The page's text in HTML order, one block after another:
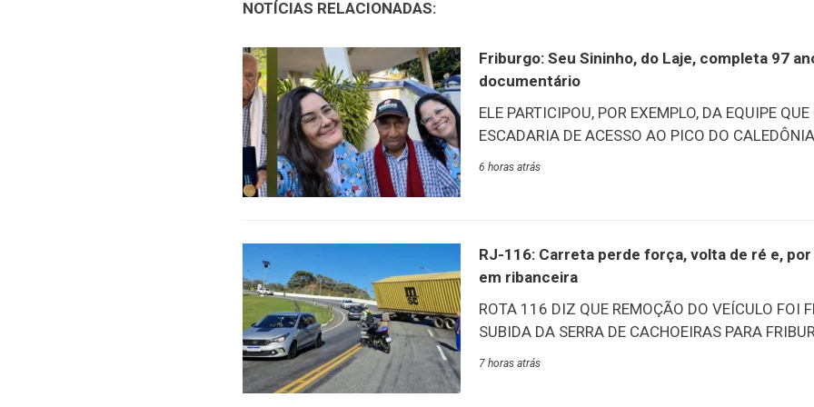
NOTÍCIAS RELACIONADAS:
Friburgo: Seu Sininho, do Laje, completa 97
documentário
ELE PARTICIPOU, POR EXEMPLO, DA EQUIPE
ESCADARIA DE ACESSO AO PICO DO
tarde desta quinta-feira, 6/8, aconteceu o
na mesma data, ele esbanja vitalidade e alegria
acontecimentos e vivências de quase um século
Na ocasião, ele recebeu das
6 horas atrás
RJ-116: Carreta perde força, volta de ré e,
em ribanceira
ROTA 116 DIZ QUE REMOÇÃO DO VEÍCULO FOI
SUBIDA DA SERRA DE CACHOEIRAS PARA
Rota 116 concluiu com sucesso, às 11h desta
7 horas atrás